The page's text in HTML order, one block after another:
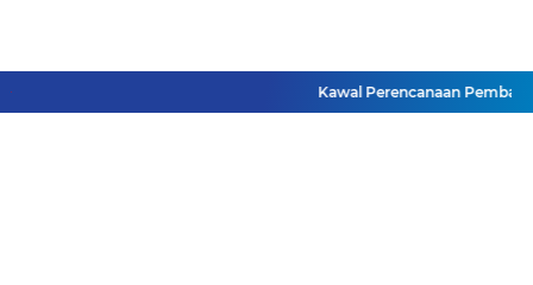
Kawal Perencanaan